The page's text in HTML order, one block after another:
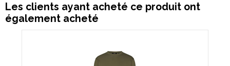
Les clients ayant acheté ce produit ont
également acheté